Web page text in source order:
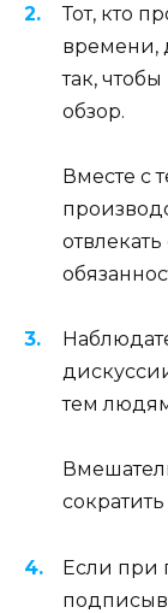
Тот, кто
времени,
так,
обзор.
Вместе с
тем
Если при